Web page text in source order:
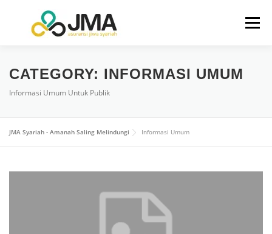
Menu
BERANDA TENTANG KAMI
CATEGORY: INFORMASI UMUM
Informasi Umum Untuk Publik
JMA Syariah - Amanah Saling Melindungi Informasi Umum